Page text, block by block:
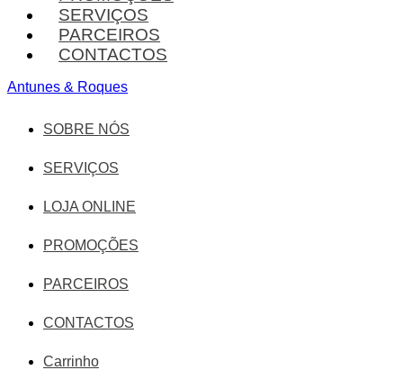
SERVIÇOS
PARCEIROS
CONTACTOS
Antunes & Roques
SOBRE NÓS
SERVIÇOS
LOJA ONLINE
PROMOÇÕES
PARCEIROS
CONTACTOS
Carrinho